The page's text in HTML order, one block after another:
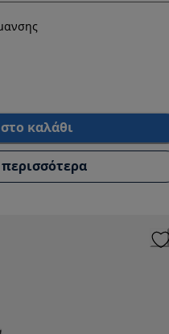
καλάθι